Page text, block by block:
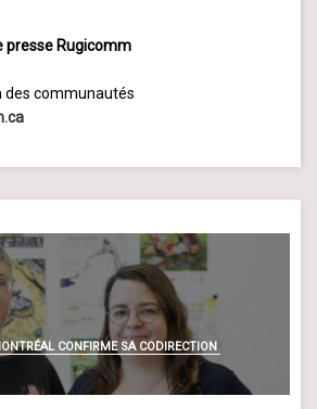
presse Rugicomm
des communautés
CONFIRME SA CODIRECTION